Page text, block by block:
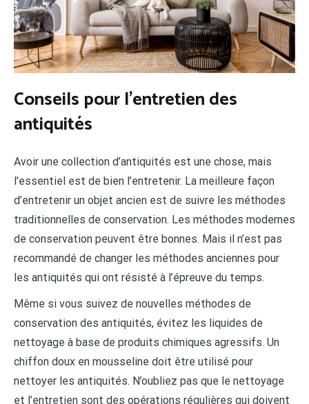
Conseils pour l’entretien des
antiquités
Avoir une collection d’antiquités est une chose, mais
l’essentiel est de bien l’entretenir. La meilleure façon
d’entretenir un objet ancien est de suivre les méthodes
traditionnelles de conservation. Les méthodes modernes
de conservation peuvent être bonnes. Mais il n’est pas
recommandé de changer les méthodes anciennes pour
les antiquités qui ont résisté à l’épreuve du temps.
Même si vous suivez de nouvelles méthodes de
conservation des antiquités, évitez les liquides de
nettoyage à base de produits chimiques agressifs. Un
chiffon doux en mousseline doit être utilisé pour
nettoyer les antiquités. N’oubliez pas que le nettoyage
et l’entretien sont des opérations régulières qui doivent